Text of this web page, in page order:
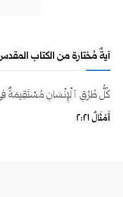
آيةٌ مُختارة من الكتاب
كُلُّ طُرُقِ ٱلْإِنْسَانِ مُسْتَقِيمَةٌ
أَمْثَالٌ ٢١:‏٢